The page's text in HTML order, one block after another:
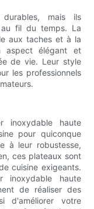
mais ils
au fil du temps. La
aux taches et à la
aspect élégant et
de vie. Leur style
les professionnels
inoxydable haute
pour quiconque
à leur robustesse,
ces plateaux sont
cuisine exigeants.
inoxydable haute
de réaliser des
d'améliorer votre